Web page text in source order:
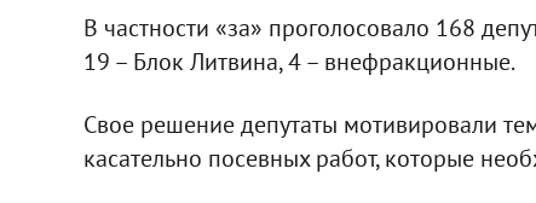
В частности «за» проголосовало 168
19 – Блок Литвина, 4 – внефракционные.
Свое решение депутаты мотивировали
касательно посевных работ, которые